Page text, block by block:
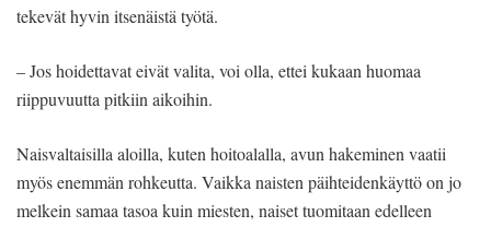
tekevät hyvin itsenäistä työtä.
– Jos hoidettavat eivät valita, voi olla, ettei kukaan huomaa
riippuvuutta pitkiin aikoihin.
Naisvaltaisilla aloilla, kuten hoitoalalla, avun hakeminen vaatii
myös enemmän rohkeutta. Vaikka naisten päihteidenkäyttö on jo
melkein samaa tasoa kuin miesten, naiset tuomitaan edelleen